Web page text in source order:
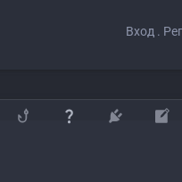
Вход .